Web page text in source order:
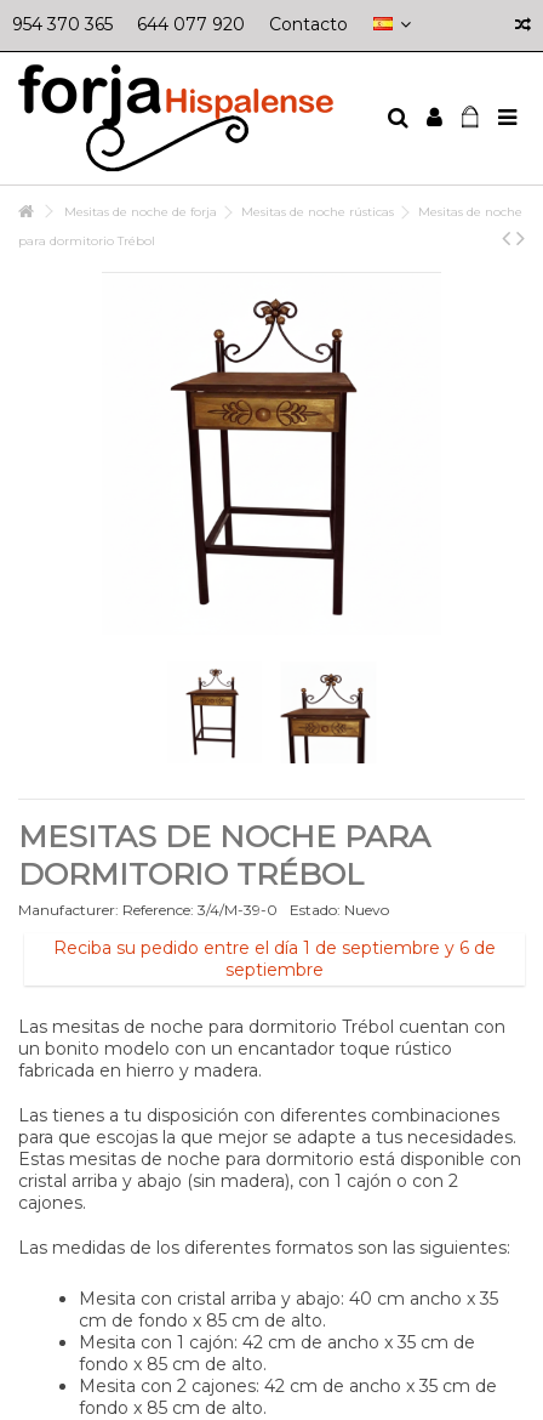
954 370 365 644 077 920 Contacto
Mesitas de noche de forja Mesitas de noche rústicas
Mesitas de noche
para dormitorio Trébol
MESITAS DE NOCHE PARA
DORMITORIO TRÉBOL
Manufacturer: Reference: 3/4/M-39-0 Estado: Nuevo
Reciba su pedido entre el día 1 de septiembre y 6 de
septiembre
Las mesitas de noche para dormitorio Trébol cuentan con
un bonito modelo con un encantador toque rústico
fabricada en hierro y madera.
Las tienes a tu disposición con diferentes combinaciones
para que escojas la que mejor se adapte a tus necesidades.
Estas mesitas de noche para dormitorio está disponible con
cristal arriba y abajo (sin madera), con 1 cajón o con 2
cajones.
Las medidas de los diferentes formatos son las siguientes:
Mesita con cristal arriba y abajo: 40 cm ancho x 35
cm de fondo x 85 cm de alto.
Mesita con 1 cajón: 42 cm de ancho x 35 cm de
fondo x 85 cm de alto.
Mesita con 2 cajones: 42 cm de ancho x 35 cm de
fondo x 85 cm de alto.